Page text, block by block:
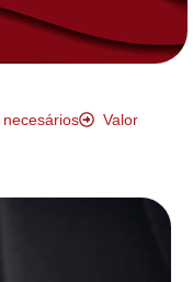
Valor